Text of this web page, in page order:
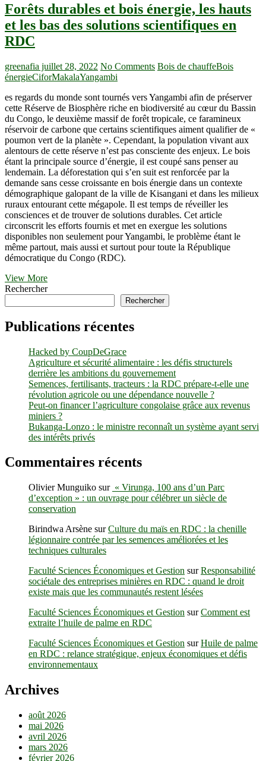
Forêts durables et bois énergie, les hauts
et les bas des solutions scientifiques en
RDC
greenafia juillet 28, 2022 No Comments Bois de chauffeBois
énergieCiforMakalaYangambi
es regards du monde sont tournés vers Yangambi afin de préserver
cette Réserve de Biosphère riche en biodiversité au cœur du Bassin
du Congo, le deuxième massif de forêt tropicale, ce faramineux
réservoir de carbone que certains scientifiques aiment qualifier de «
poumon vert de la planète ». Cependant, la population vivant aux
alentours de cette réserve n’est pas consciente des enjeux. Le bois
étant la principale source d’énergie, il est coupé sans penser au
lendemain. La déforestation qui s’en suit est renforcée par la
demande sans cesse croissante en bois énergie dans un contexte
démographique galopant de la ville de Kisangani et dans les milieux
ruraux entourant cette mégapole. Il est temps de réveiller les
consciences et de trouver de solutions durables. Cet article
circonscrit les efforts fournis et met en exergue les solutions
disponibles non seulement pour Yangambi, le problème étant le
même partout, mais aussi et surtout pour toute la République
démocratique du Congo (RDC).
View MoreForêts
durables
bois
énergie,
les
et
les
bas
des
solutions
scientifiques
en
RDC
Rechercher
Rechercher
Publications récentes
Hacked by CoupDeGrace
Agriculture et sécurité alimentaire : les défis structurels
derrière les ambitions du gouvernement
Semences, fertilisants, tracteurs : la RDC prépare-t-elle une
révolution agricole ou une dépendance nouvelle ?
Peut-on financer l’agriculture congolaise grâce aux revenus
miniers ?
Bukanga-Lonzo : le ministre reconnaît un système ayant servi
des intérêts privés
Commentaires récents
Olivier Munguiko sur « Virunga, 100 ans d’un Parc
d’exception » : un ouvrage pour célébrer un siècle de
conservation
Birindwa Arsène surCulture du maïs en RDC : la chenille
légionnaire contrée par les semences améliorées et les
techniques culturales
Faculté Sciences Économiques et Gestion surResponsabilité
sociétale des entreprises minières en RDC : quand le droit
existe mais que les communautés restent lésées
Faculté Sciences Économiques et Gestion surComment est
extraite l’huile de palme en RDC
Faculté Sciences Économiques et Gestion surHuile de palme
en RDC : relance stratégique, enjeux économiques et défis
environnementaux
Archives
août 2026
mai 2026
avril 2026
mars 2026
février 2026